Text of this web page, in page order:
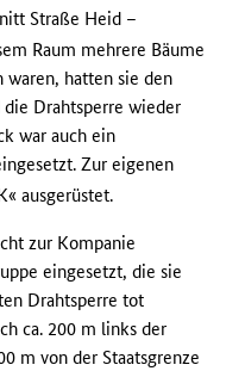
Straße Heid –
Raum mehrere Bäume
waren, hatten sie den
Drahtsperre wieder
war auch ein
Zur eigenen
ausgerüstet.
zur Kompanie
eingesetzt, die sie
Drahtsperre tot
ca. 200 m links der
m von der Staatsgrenze